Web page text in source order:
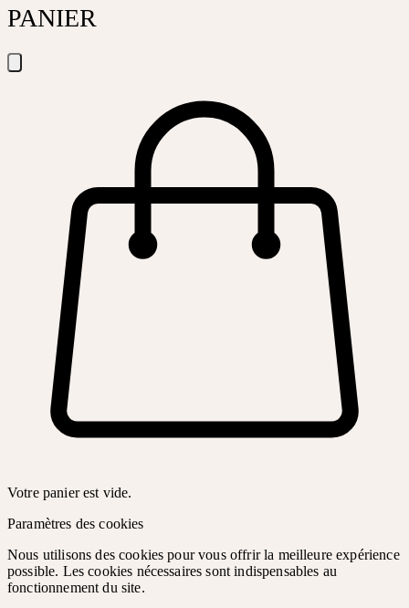
PANIER
Votre panier est vide.
Paramètres des cookies
Nous utilisons des cookies pour vous offrir la meilleure expérience
possible. Les cookies nécessaires sont indispensables au
fonctionnement du site.